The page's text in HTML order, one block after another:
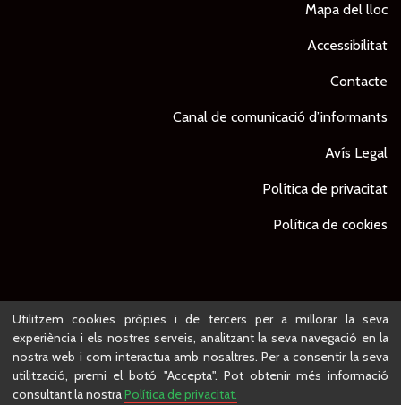
Mapa del lloc
Accessibilitat
Contacte
Canal de comunicació d’informants
Avís Legal
Política de privacitat
Política de cookies
© Ajuntament de Lleida - Projecte desenvolupat per
Utilitzem cookies pròpies i de tercers per a millorar la seva
experiència i els nostres serveis, analitzant la seva navegació en la
nostra web i com interactua amb nosaltres. Per a consentir la seva
utilització, premi el botó "Accepta". Pot obtenir més informació
consultant la nostraPolítica de privacitat.